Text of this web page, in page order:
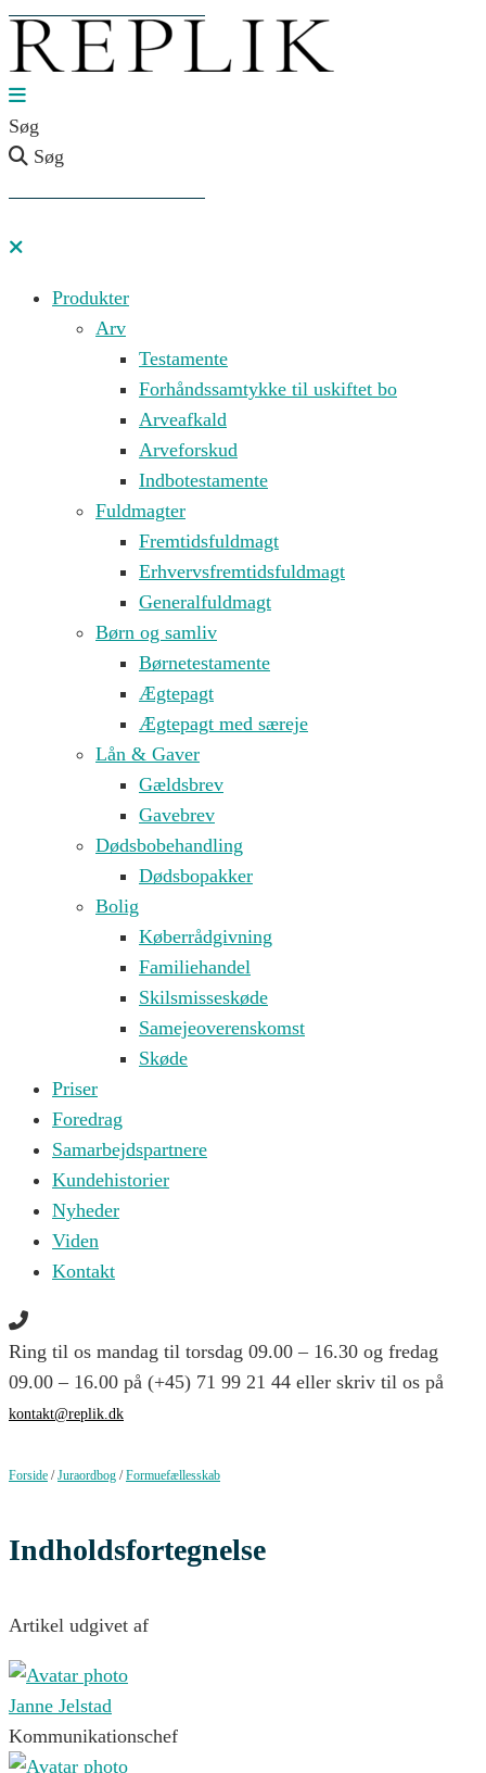
Søg
Søg
Produkter
Arv
Testamente
Forhåndssamtykke til uskiftet bo
Arveafkald
Arveforskud
Indbotestamente
Fuldmagter
Fremtidsfuldmagt
Erhvervsfremtidsfuldmagt
Generalfuldmagt
Børn og samliv
Børnetestamente
Ægtepagt
Ægtepagt med særeje
Lån & Gaver
Gældsbrev
Gavebrev
Dødsbobehandling
Dødsbopakker
Bolig
Køberrådgivning
Familiehandel
Skilsmisseskøde
Samejeoverenskomst
Skøde
Priser
Foredrag
Samarbejdspartnere
Kundehistorier
Nyheder
Viden
Kontakt
Ring til os mandag til torsdag 09.00 – 16.30 og fredag
09.00 – 16.00 på (+45) 71 99 21 44 eller skriv til os på
kontakt@replik.dk
Forside /Juraordbog /Formuefællesskab
Indholdsfortegnelse
Artikel udgivet af
Janne Jelstad
Kommunikationschef